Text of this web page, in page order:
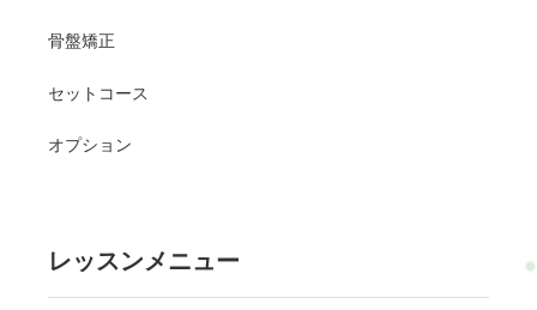
骨盤矯正
セットコース
オプション
レッスンメニュー